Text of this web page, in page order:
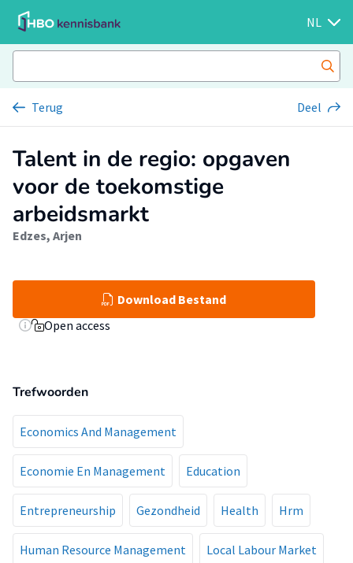
NL
Terug Deel
Talent in de regio: opgaven
voor de toekomstige
arbeidsmarkt
Edzes, Arjen
Download Bestand
Open access
Trefwoorden
Economics And Management
Economie En Management Education
Entrepreneurship Gezondheid Health Hrm
Human Resource Management Local Labour Market